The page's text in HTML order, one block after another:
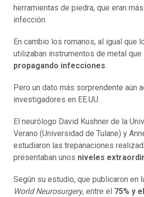
herramientas de piedra, que eran
infección.
En cambio los romanos, al igual que
utilizaban instrumentos de metal que
propagando infecciones.
Pero un dato más sorprendente aún
investigadores en EE.UU.
El neurólogo David Kushner de la
Verano (Universidad de Tulane) y
estudiaron las trepanaciones
presentaban unos niveles
Según su estudio, que publicaron
World Neurosurgery, entre el 75% y